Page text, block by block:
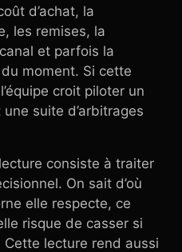
d’achat, la
les remises, la
et parfois la
moment. Si cette
croit piloter un
suite d’arbitrages
consiste à traiter
On sait d’où
elle respecte, ce
risque de casser si
lecture rend aussi